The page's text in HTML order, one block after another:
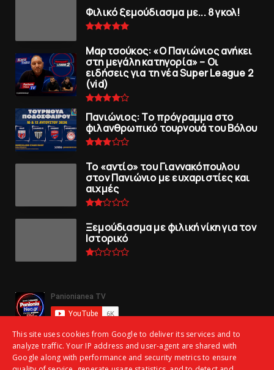
Φιλικό ξεμούδιασμα με... 8 γκολ!
Μαρτσούκος: «Ο Πανιώνιος ανήκει
στη μεγάλη κατηγορία» – Οι
ειδήσεις για τη νέα Super League 2
(vid)
Πανιώνιoς: Tο πρόγραμμα στο
φιλανθρωπικό τουρνουά του Bόλου
To «αντίο» του Γιαννακόπουλου
στον Πανιώνιο με ευχαριστίες και
αιχμές
Ξεμούδιασμα με φιλική νίκη για τoν
Iστορικό
This site uses cookies from Google to deliver its services and to
analyze traffic. Your IP address and user-agent are shared with
Google along with performance and security metrics to ensure